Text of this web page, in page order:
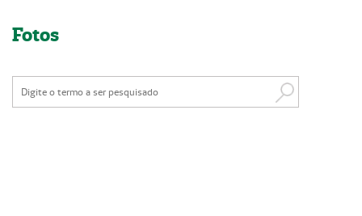
Serviços On-line
Institucional
Fotos